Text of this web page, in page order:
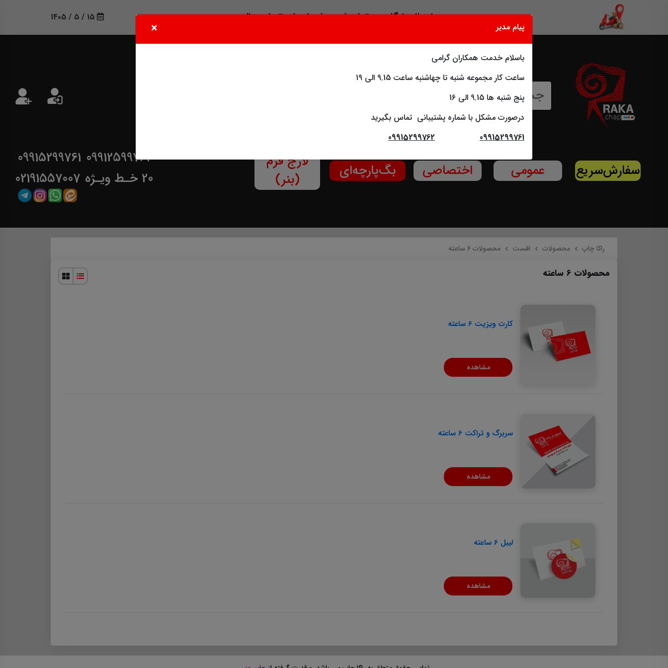
ارسال رایگان به تمام شهر های استان تهران و البرز 15 / 5 / 1405
سفارش‌سریع عمومی اختصاصی بگ‌پارچه‌ای
لارج فرم
(بنر)
09912599762
20 خـط ویـژه
09915299761
02191557007
راکا چاپ محصولات افست محصولات 6 ساعته
محصولات 6 ساعته
کارت ویزیت 6 ساعته
مشاهده
سربرگ و تراکت 6 ساعته
مشاهده
لیبل 6 ساعته
مشاهده
پیام مدیر ×
باسلام خدمت همکاران گرامی
ساعت کار مجموعه شنبه تا چهاشنبه ساعت 9.15 الی 19
پنج شنبه ها 9.15 الی 16
درصورت مشکل با شماره پشتیبانی تماس بگیرید
09915299761
09915299762